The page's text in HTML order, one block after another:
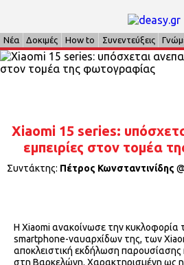
Νέα Δοκιμές How to Συνεντεύξεις
Xiaomi 15 series:
εμπειρίες στον τομέα
Συντάκτης: Πέτρος Κωνσταντινίδης @
Η Xiaomi ανακοίνωσε την κυκλοφορία
smartphone-ναυαρχίδων της, των
αποκλειστική εκδήλωση
στη Βαρκελώνη. Χαρακτηρισμένη ως